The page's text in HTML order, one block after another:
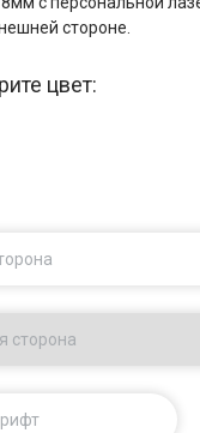
стороне.
цвет:
сторона